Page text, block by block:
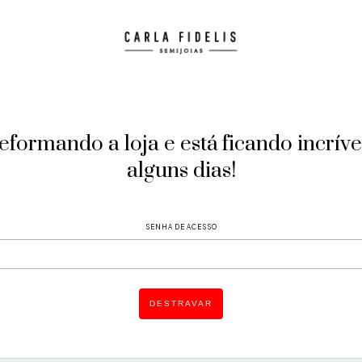
a loja e está ficando
alguns dias!
SENHA DE ACESSO
DESTRAVAR